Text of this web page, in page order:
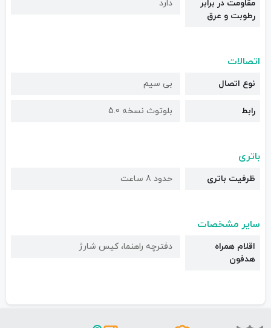
مقاومت در برابر
رطوبت و عرق
دارد
اتصالات
نوع اتصال بی سیم
رابط بلوتوث نسخه 5.0
باتری
ظرفیت باتری حدود 8 ساعت
سایر مشخصات
اقلام همراه
هدفون
دفترچه راهنما، کیس شارژ